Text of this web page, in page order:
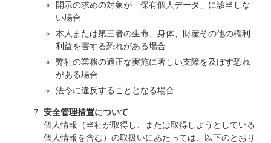
開示の求めの対象が「保有個人データ」に該当しな
い場合
本人または第三者の生命、身体、財産その他の権利
利益を害する恐れがある場合
弊社の業務の適正な実施に著しい支障を及ぼす恐れ
がある場合
法令に違反することとなる場合
安全管理措置について
個人情報（当社が取得し、または取得しようとしている
個人情報を含む）の取扱いにあたっては、以下のとおり